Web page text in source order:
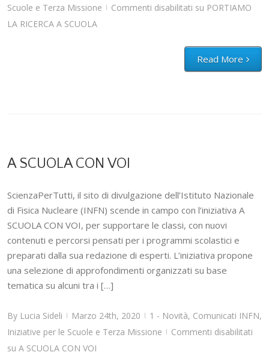
Scuole e Terza Missione | Commenti disabilitati su PORTIAMO
LA RICERCA A SCUOLA
Read More
A SCUOLA CON VOI
ScienzaPerTutti, il sito di divulgazione dell’Istituto Nazionale
di Fisica Nucleare (INFN) scende in campo con l’iniziativa A
SCUOLA CON VOI, per supportare le classi, con nuovi
contenuti e percorsi pensati per i programmi scolastici e
preparati dalla sua redazione di esperti. L’iniziativa propone
una selezione di approfondimenti organizzati su base
tematica su alcuni tra i […]
By Lucia Sideli | Marzo 24th, 2020 | 1 - Novità, Comunicati INFN,
Iniziative per le Scuole e Terza Missione
|
Commenti disabilitati
su A SCUOLA CON VOI